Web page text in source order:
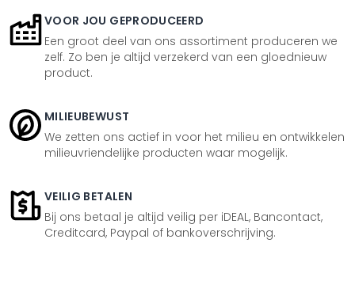
VOOR JOU GEPRODUCEERD
Een groot deel van ons assortiment produceren we
zelf. Zo ben je altijd verzekerd van een gloednieuw
product.
MILIEUBEWUST
We zetten ons actief in voor het milieu en ontwikkelen
milieuvriendelijke producten waar mogelijk.
VEILIG BETALEN
Bij ons betaal je altijd veilig per iDEAL, Bancontact,
Creditcard, Paypal of bankoverschrijving.